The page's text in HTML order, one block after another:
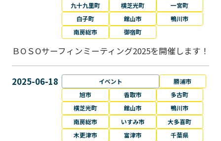
九十九里町
横芝光町
一宮町
白子町
館山市
鴨川市
南房総市
御宿町
ＢОＳОサーフィンミーティング2025を開催します！
2025-06-18 イベント
勝浦市
旭市
香取市
多古町
横芝光町
館山市
鴨川市
南房総市
いすみ市
大多喜町
木更津市
富津市 千葉県